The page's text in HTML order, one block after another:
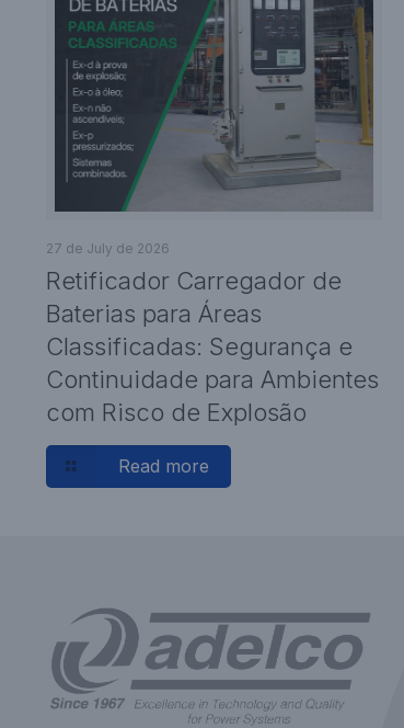
27 de July de 2026
Retificador Carregador de
Baterias para Áreas
Classificadas: Segurança e
Continuidade para Ambientes
com Risco de Explosão
Read more